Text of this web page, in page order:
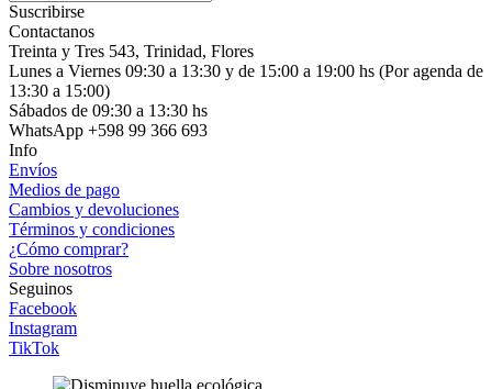
Suscribirse
Contactanos
Treinta y Tres 543, Trinidad, Flores
Lunes a Viernes 09:30 a 13:30 y de 15:00 a 19:00 hs (Por agenda de
13:30 a 15:00)
Sábados de 09:30 a 13:30 hs
WhatsApp +598 99 366 693
Info
Envíos
Medios de pago
Cambios y devoluciones
Términos y condiciones
¿Cómo comprar?
Sobre nosotros
Seguinos
Facebook
Instagram
TikTok